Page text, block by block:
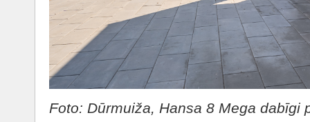
Foto: Dūrmuiža, Hansa 8 Mega dabīgi